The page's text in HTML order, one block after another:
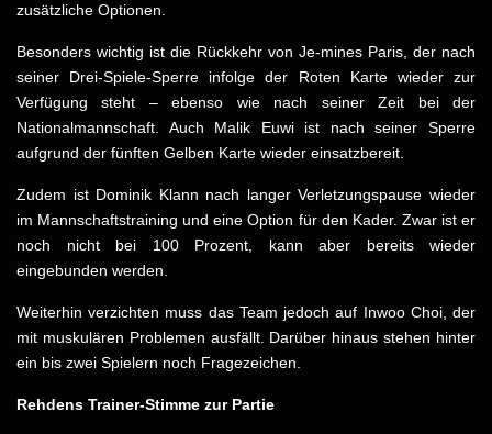
zusätzliche Optionen.
Besonders wichtig ist die Rückkehr von Je-mines Paris, der nach
seiner Drei-Spiele-Sperre infolge der Roten Karte wieder zur
Verfügung steht – ebenso wie nach seiner Zeit bei der
Nationalmannschaft. Auch Malik Euwi ist nach seiner Sperre
aufgrund der fünften Gelben Karte wieder einsatzbereit.
Zudem ist Dominik Klann nach langer Verletzungspause wieder
im Mannschaftstraining und eine Option für den Kader. Zwar ist er
noch nicht bei 100 Prozent, kann aber bereits wieder
eingebunden werden.
Weiterhin verzichten muss das Team jedoch auf Inwoo Choi, der
mit muskulären Problemen ausfällt. Darüber hinaus stehen hinter
ein bis zwei Spielern noch Fragezeichen.
Rehdens Trainer-Stimme zur Partie